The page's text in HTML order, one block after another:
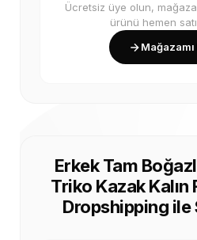
Ücretsiz üye olun,
ürünü hemen
Erkek Tam
Triko Kazak
Dropshipping ile